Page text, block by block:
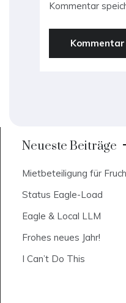
Kommentar
Neueste Beiträge
Mietbeteiligung für
Status Eagle-Load
Eagle & Local LLM
Frohes neues Jahr!
I Can’t Do This